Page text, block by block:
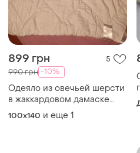
899 грн 5
990 грн -10%
Одеяло из овечьей шерсти
в жаккардовом дамаске
зимнее iglen
100x140 и еще 1